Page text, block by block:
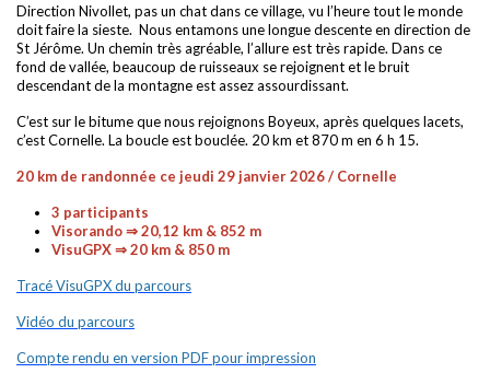
Direction Nivollet, pas un chat dans ce village, vu l’heure tout le monde
doit faire la sieste. Nous entamons une longue descente en direction de
St Jérôme. Un chemin très agréable, l’allure est très rapide. Dans ce
fond de vallée, beaucoup de ruisseaux se rejoignent et le bruit
descendant de la montagne est assez assourdissant.
C’est sur le bitume que nous rejoignons Boyeux, après quelques lacets,
c’est Cornelle. La boucle est bouclée. 20 km et 870 m en 6 h 15.
20 km de randonnée ce jeudi 29 janvier 2026 / Cornelle
3 participants
Visorando ⇒ 20,12 km & 852 m
VisuGPX ⇒ 20 km & 850 m
Tracé VisuGPX du parcours
Vidéo du parcours
Compte rendu en version PDF pour impression